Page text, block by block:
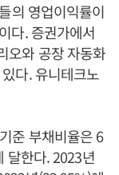
의 영업이익률이
다. 증권가에서
오와 공장 자동화
다. 유니테크노
준 부채비율은 6
달한다. 2023년